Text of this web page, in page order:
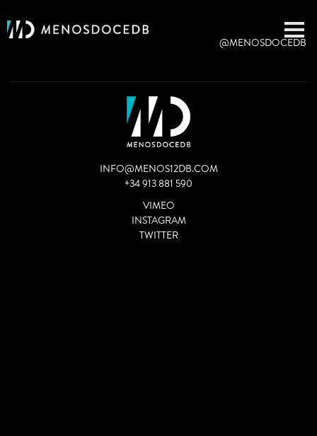
@MENOSDOCEDB
INFO@MENOS12DB.COM
+34 913 881 590
VIMEO
INSTAGRAM
TWITTER